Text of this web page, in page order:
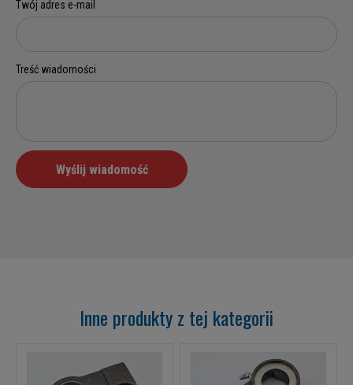
Inne produkty z tej kategorii